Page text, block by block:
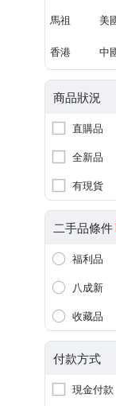
馬祖 美
香港 中
商品狀況
直購品
全新品
有現貨
二手品條件
福利品
八成新
收藏品
付款方式
現金付款